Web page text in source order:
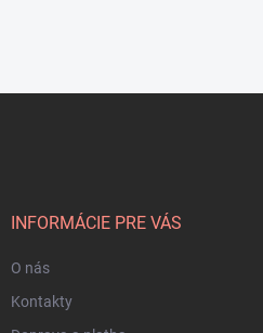
INFORMÁCIE PRE VÁS
O nás
Kontakty